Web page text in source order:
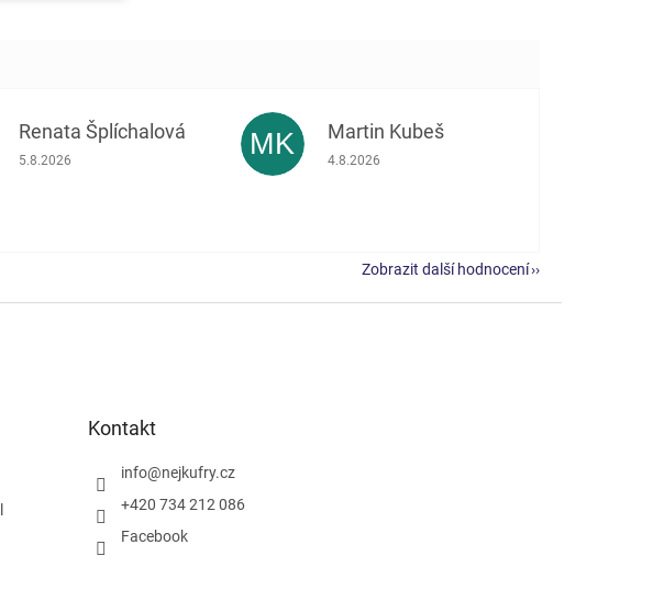
Renata Šplíchalová
Hodnocení obchodu je 5 z 5 hvězdiček.
5.8.2026 MK Martin Kubeš
Hodnocení obchodu je 5 z 5 hvězdiček.
4.8.2026
Zobrazit další hodnocení
Kontakt
info@nejkufry.cz
+420 734 212 086
Facebook